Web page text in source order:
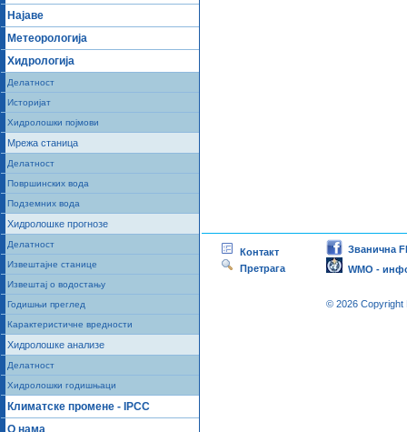
Контакт
Претрага
Званична
WMO -
© 2026
Најаве
Метеорологија
Хидрологија
Делатност
Историјат
Хидролошки појмови
Мрежа станица
Делатност
Површинских вода
Подземних вода
Хидролошке прогнозе
Делатност
Извештајне станице
Извештај о водостању
Годишњи преглед
Карактеристичне вредности
Хидролошке анализе
Делатност
Хидролошки годишњаци
Климатске промене - IPCC
О нама